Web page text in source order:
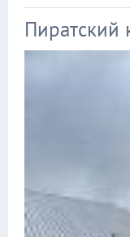
Пиратский